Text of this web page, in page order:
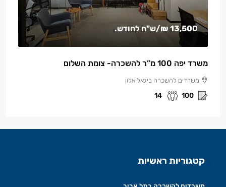
13,500 ₪ /ש"ח לחודש.
משרד יפה 100 מ”ר להשכרה- צומת השלום
משרדים להשכרה ביגאל אלון
100
14
קטגוריות ראשיות